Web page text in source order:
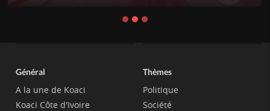
Général
A la une de Koaci
Koaci Côte d'Ivoire
Thèmes
Politique
Société